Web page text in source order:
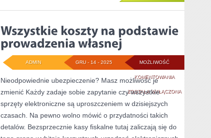
MOŻLIWOŚĆ
KOMENTOWANIAWSZYSTKIE
KOSZTY
PODSTAWIE
PROWADZENIA
ZOSTAŁA WYŁĄCZONA
GRU - 14 - 2025
ADMIN
Nieodpowiednie ubezpieczenie? Masz możliwość je
zmienić Każdy zadaje sobie zapytanie czy wszystkie
sprzęty elektroniczne są uproszczeniem w dzisiejszych
czasach. Na pewno wolno mówić o przydatności takich
detalów. Bezsprzecznie kasy fiskalne tutaj zaliczają się do